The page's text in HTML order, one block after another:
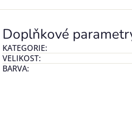
Doplňkové
KATEGORIE:
VELIKOST:
BARVA: